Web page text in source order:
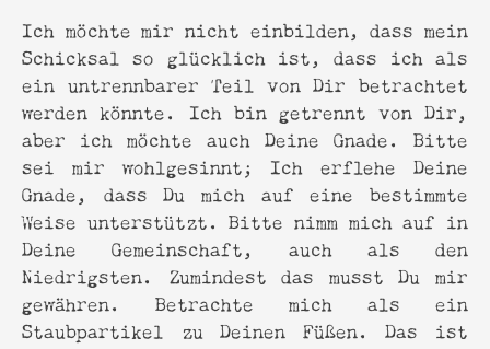
Ich möchte mir nicht einbilden, dass mein
Schicksal so glücklich ist, dass ich als
ein untrennbarer Teil von Dir betrachtet
werden könnte. Ich bin getrennt von Dir,
aber ich möchte auch Deine Gnade. Bitte
sei mir wohlgesinnt; Ich erflehe Deine
Gnade, dass Du mich auf eine bestimmte
Weise unterstützt. Bitte nimm mich auf in
Deine Gemeinschaft, auch als den
Niedrigsten. Zumindest das musst Du mir
gewähren. Betrachte mich als ein
Staubpartikel zu Deinen Füßen. Das ist